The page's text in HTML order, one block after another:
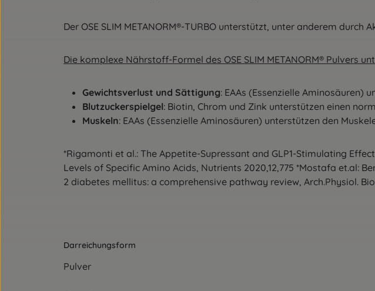
Der OSE SLIM METANORM®-TURBO unterstützt, unter anderem
Die komplexe Nährstoff-Formel des OSE SLIM METANORM® Pulvers
Gewichtsverlust und Sättigung: EAAs (Essenzielle Aminosäuren)
Blutzuckerspielgel: Biotin, Chrom und Zink unterstützen einen
Muskeln: EAAs (Essenzielle Aminosäuren) unterstützen den
*Rigamonti et al.: The Appetite-Supressant and GLP1-Stimulating
Levels of Specific Amino Acids, Nutrients 2020,12,775 *Mostafa et.al:
2 diabetes mellitus: a comprehensive pathway review, Arch.Physiol.
Darreichungsform
Pulver